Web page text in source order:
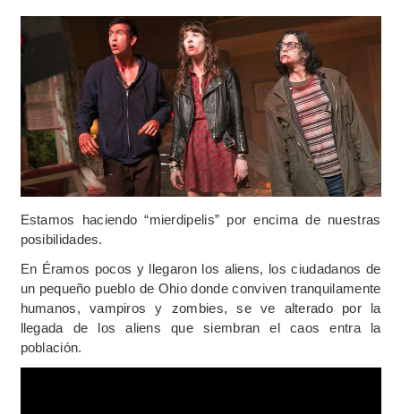
Estamos haciendo “mierdipelis” por encima de nuestras
posibilidades.
En Éramos pocos y llegaron los aliens, los ciudadanos de
un pequeño pueblo de Ohio donde conviven tranquilamente
humanos, vampiros y zombies, se ve alterado por la
llegada de los aliens que siembran el caos entra la
población.